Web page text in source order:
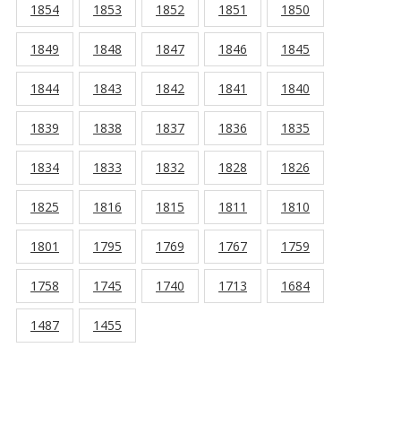
1854 1853 1852 1851 1850
1849 1848 1847 1846 1845
1844 1843 1842 1841 1840
1839 1838 1837 1836 1835
1834 1833 1832 1828 1826
1825 1816 1815 1811 1810
1801 1795 1769 1767 1759
1758 1745 1740 1713 1684
1487 1455